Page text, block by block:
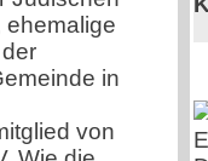
ehemalige
in
von